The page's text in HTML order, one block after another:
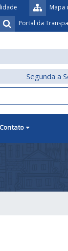
Mapa
Portal da
Segunda a
Contato